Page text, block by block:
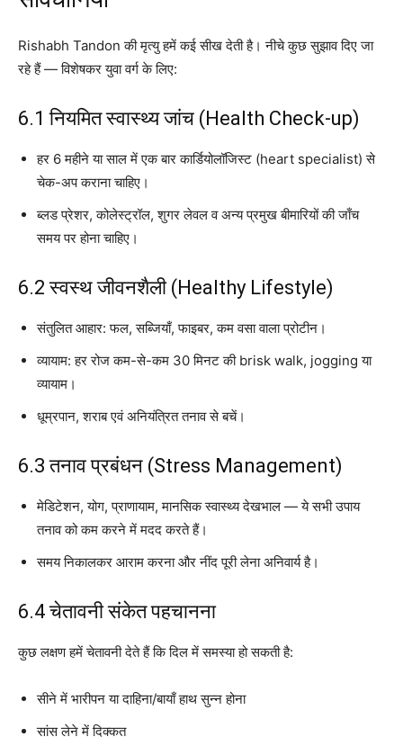
Rishabh Tandon की मृत्यु हमें कई सीख देती है। नीचे कुछ सुझाव दिए जा
रहे हैं — विशेषकर युवा वर्ग के लिए:
6.1 नियमित स्वास्थ्य जांच (Health Check-up)
हर 6 महीने या साल में एक बार कार्डियोलॉजिस्ट (heart specialist) से
चेक-अप कराना चाहिए।
ब्लड प्रेशर, कोलेस्ट्रॉल, शुगर लेवल व अन्य प्रमुख बीमारियों की जाँच
समय पर होना चाहिए।
6.2 स्वस्थ जीवनशैली (Healthy Lifestyle)
संतुलित आहार: फल, सब्जियाँ, फाइबर, कम वसा वाला प्रोटीन।
व्यायाम: हर रोज कम-से-कम 30 मिनट की brisk walk, jogging या
व्यायाम।
धूम्रपान, शराब एवं अनियंत्रित तनाव से बचें।
6.3 तनाव प्रबंधन (Stress Management)
मेडिटेशन, योग, प्राणायाम, मानसिक स्वास्थ्य देखभाल — ये सभी उपाय
तनाव को कम करने में मदद करते हैं।
समय निकालकर आराम करना और नींद पूरी लेना अनिवार्य है।
6.4 चेतावनी संकेत पहचानना
कुछ लक्षण हमें चेतावनी देते हैं कि दिल में समस्या हो सकती है:
सीने में भारीपन या दाहिना/बायाँ हाथ सुन्न होना
सांस लेने में दिक्कत